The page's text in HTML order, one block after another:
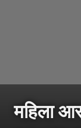
महिला